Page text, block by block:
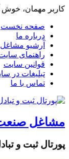
کاربر مهمان، خوش
صفحه نخست
درباره ما
آرشیو مشاغل
راهنمای
قوانین سایت
تبلیغات در
تماس با ما
مشاغل صنعت
پورتال ثبت و